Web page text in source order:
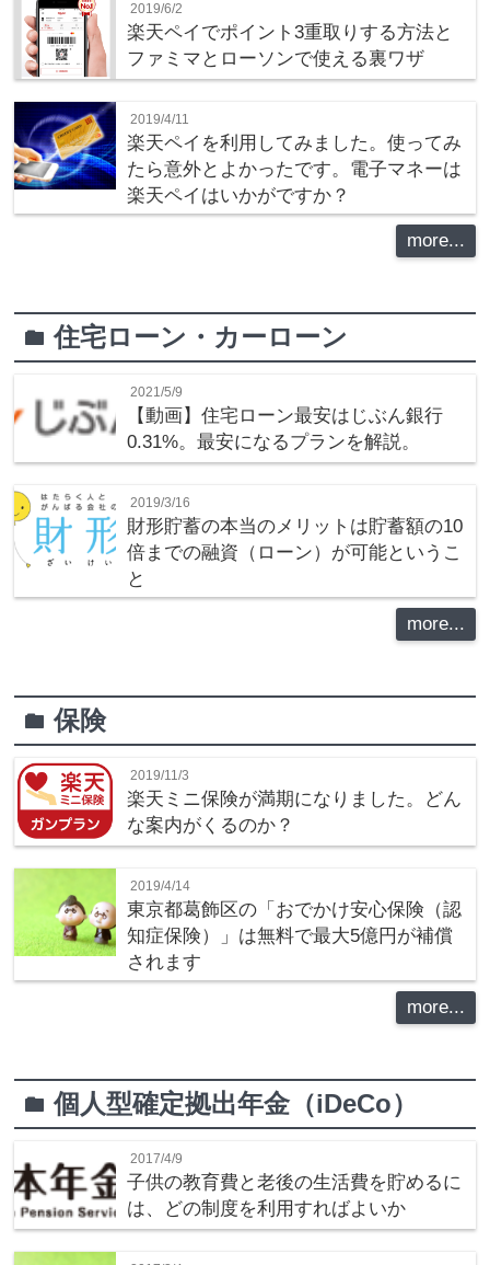
2019/6/2
楽天ペイでポイント3重取りする方法と
ファミマとローソンで使える裏ワザ
2019/4/11
楽天ペイを利用してみました。使ってみ
たら意外とよかったです。電子マネーは
楽天ペイはいかがですか？
more...
folder住宅ローン・カーローン
2021/5/9
【動画】住宅ローン最安はじぶん銀行
0.31%。最安になるプランを解説。
2019/3/16
財形貯蓄の本当のメリットは貯蓄額の10
倍までの融資（ローン）が可能というこ
と
more...
folder保険
2019/11/3
楽天ミニ保険が満期になりました。どん
な案内がくるのか？
2019/4/14
東京都葛飾区の「おでかけ安心保険（認
知症保険）」は無料で最大5億円が補償
されます
more...
folder個人型確定拠出年金（iDeCo）
2017/4/9
子供の教育費と老後の生活費を貯めるに
は、どの制度を利用すればよいか